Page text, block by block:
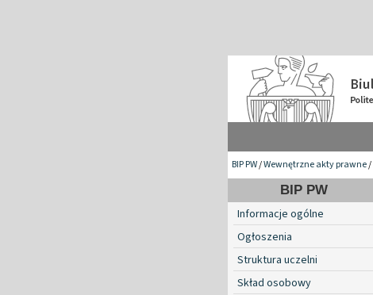
BIP PW/Wewnętrzne akty prawne/
BIP PW
Informacje ogólne
Ogłoszenia
Struktura uczelni
Skład osobowy